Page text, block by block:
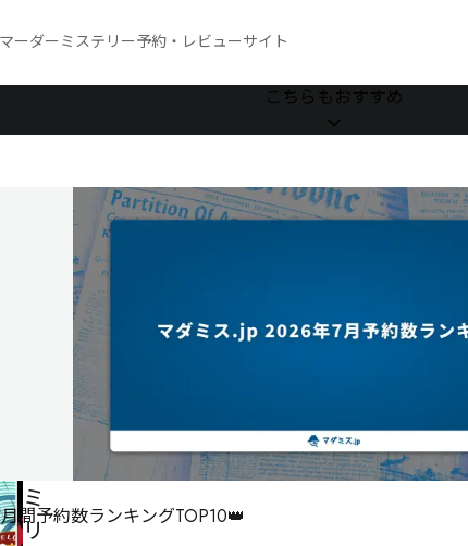
マーダーミステリー予約・レビューサイト
ミ
リ
こちらもおすすめ
間予約数ランキングTOP10👑